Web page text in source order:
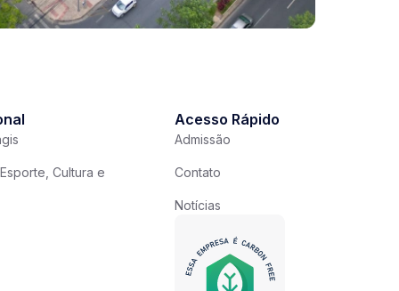
Cultura e
Acesso Rápido
Admissão
Contato
Notícias